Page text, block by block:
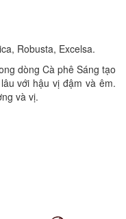
Robusta, Excelsa.
dòng Cà phê Sáng tạo
với hậu vị đậm và êm.
và vị.